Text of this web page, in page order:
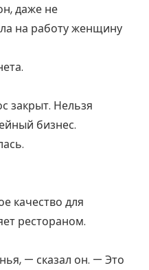
даже не
на работу женщину
закрыт. Нельзя
бизнес.
качество для
рестораном.
— сказал он. — Это